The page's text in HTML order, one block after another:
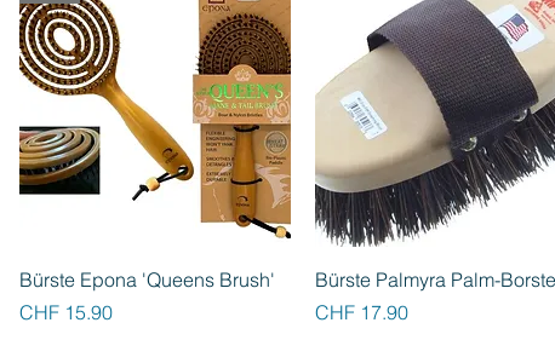
Schnellansicht
Bürste Epona 'Queens Brush'
Preis
CHF 15.90
Schnellansicht
Bürste Palmyra Palm-
Preis
CHF 17.90